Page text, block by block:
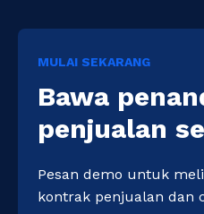
MULAI SEKARANG
Bawa
penjualan
Pesan demo untuk
kontrak penjualan dan